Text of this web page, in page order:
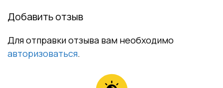
Добавить отзыв
Для отправки отзыва вам необходимо
авторизоваться.